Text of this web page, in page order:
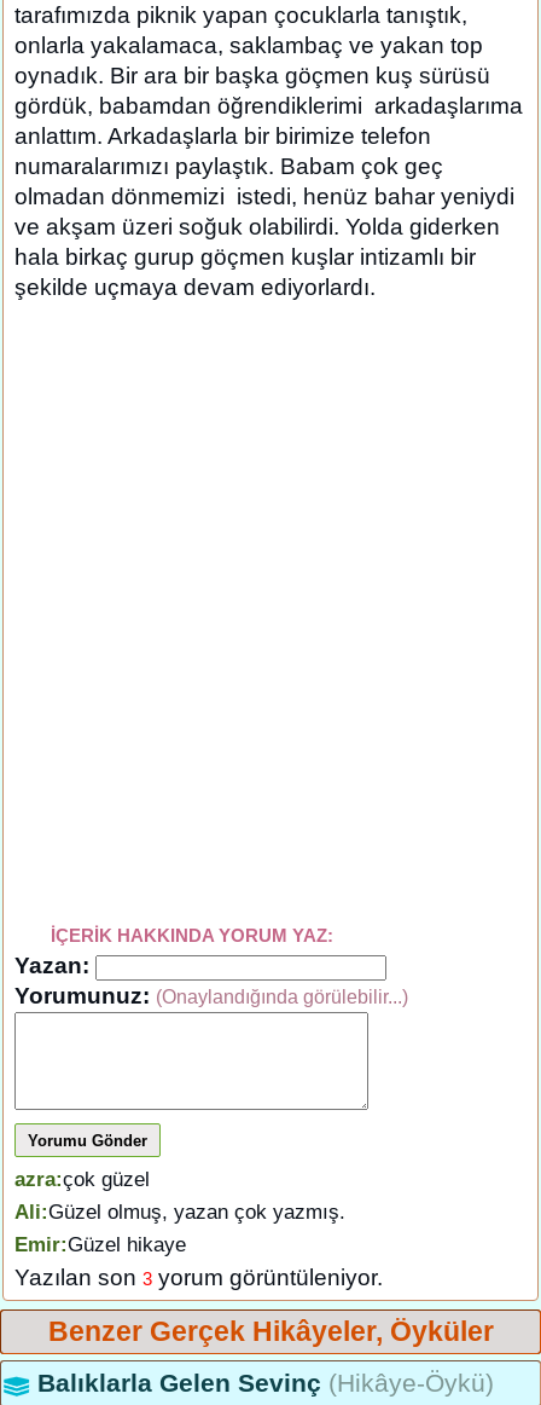
tarafımızda piknik yapan çocuklarla tanıştık,
onlarla yakalamaca, saklambaç ve yakan top
oynadık. Bir ara bir başka göçmen kuş sürüsü
gördük, babamdan öğrendiklerimi arkadaşlarıma
anlattım. Arkadaşlarla bir birimize telefon
numaralarımızı paylaştık. Babam çok geç
olmadan dönmemizi istedi, henüz bahar yeniydi
ve akşam üzeri soğuk olabilirdi. Yolda giderken
hala birkaç gurup göçmen kuşlar intizamlı bir
şekilde uçmaya devam ediyorlardı.
İÇERİK HAKKINDA YORUM YAZ:
Yazan:
Yorumunuz: (Onaylandığında görülebilir...)
Yorumu Gönder
azra:çok güzel
Ali:Güzel olmuş, yazan çok yazmış.
Emir:Güzel hikaye
Yazılan son 3 yorum görüntüleniyor.
Benzer Gerçek Hikâyeler, Öyküler
Balıklarla Gelen Sevinç (Hikâye-Öykü)